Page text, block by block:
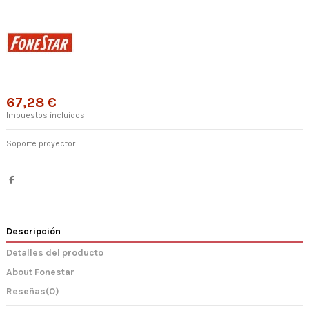
67,28 €
Impuestos incluidos
Soporte proyector
Descripción
Detalles del producto
About Fonestar
Reseñas(0)